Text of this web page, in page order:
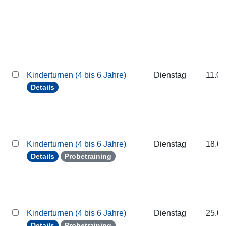
Kinderturnen (4 bis 6 Jahre)
Details
Dienstag
Kinderturnen (4 bis 6 Jahre)
Details Probetraining
Dienstag
Kinderturnen (4 bis 6 Jahre) Dienstag